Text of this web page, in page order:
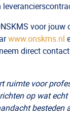
voor jouw
www.onskms.nl
direct
ruimte voor
richten op wat echt
besteden